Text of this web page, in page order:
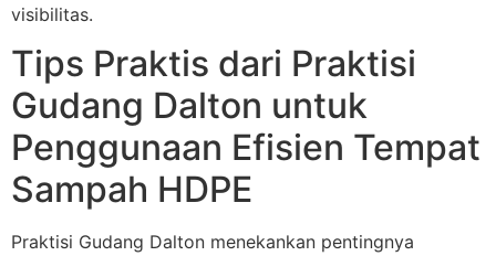
visibilitas.
Tips Praktis dari Praktisi
Gudang Dalton untuk
Penggunaan Efisien Tempat
Sampah HDPE
Praktisi Gudang Dalton menekankan pentingnya